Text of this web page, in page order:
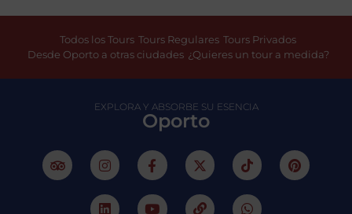
Todos los Tours Tours Regulares Tours Privados
Desde Oporto a otras ciudades ¿Quieres un tour a medida?
EXPLORA Y ABSORBE SU ESENCIA
Oporto